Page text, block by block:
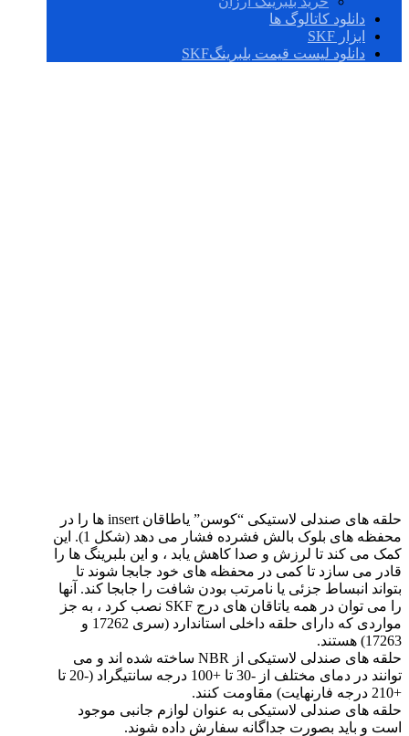
دانلود کاتالوگ ها
ابزار SKF
دانلود لیست قیمت بلبرینگSKF
حلقه های صندلی لاستیکی “کوسن” یاطاقان insert ها را در
محفظه های بلوک بالش فشرده فشار می دهد (شکل 1). این
کمک می کند تا لرزش و صدا کاهش یابد ، و این بلبرینگ ها را
قادر می سازد تا کمی در محفظه های خود جابجا شوند تا
بتواند انبساط جزئی یا نامرتب بودن شافت را جابجا کند. آنها
را می توان در همه یاتاقان های درج SKF نصب کرد ، به جز
مواردی که دارای حلقه داخلی استاندارد (سری 17262 و
17263) هستند.
حلقه های صندلی لاستیکی از NBR ساخته شده اند و می
توانند در دمای مختلف از -30 تا +100 درجه سانتیگراد (-20 تا
+210 درجه فارنهایت) مقاومت کنند.
حلقه های صندلی لاستیکی به عنوان لوازم جانبی موجود
است و باید بصورت جداگانه سفارش داده شوند.